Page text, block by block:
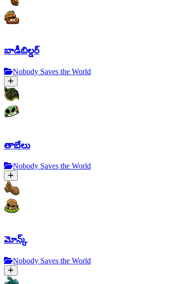
బాడీబిల్డర్
Nobody Saves the World
తాబేలు
Nobody Saves the World
మోన్క్
Nobody Saves the World